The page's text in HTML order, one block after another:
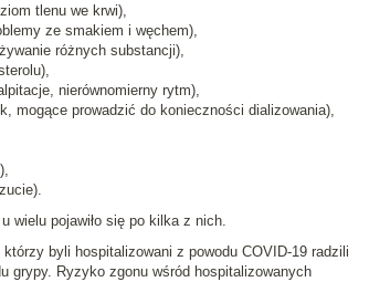
tlenu we krwi),
ze smakiem i węchem),
różnych substancji),
nierównomierny rytm),
mogące prowadzić do konieczności dializowania),
wielu pojawiło się po kilka z nich.
byli hospitalizowani z powodu COVID-19 radzili
grypy. Ryzyko zgonu wśród hospitalizowanych